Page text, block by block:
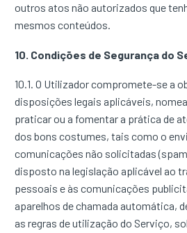
outros atos não autorizados que
mesmos conteúdos.
10. Condições de Segurança do
10.1. O Utilizador compromete-se a
disposições legais aplicáveis,
praticar ou a fomentar a prática de
dos bons costumes, tais como o
comunicações não solicitadas
disposto na legislação aplicável ao
pessoais e às comunicações
aparelhos de chamada automática,
as regras de utilização do Serviço,